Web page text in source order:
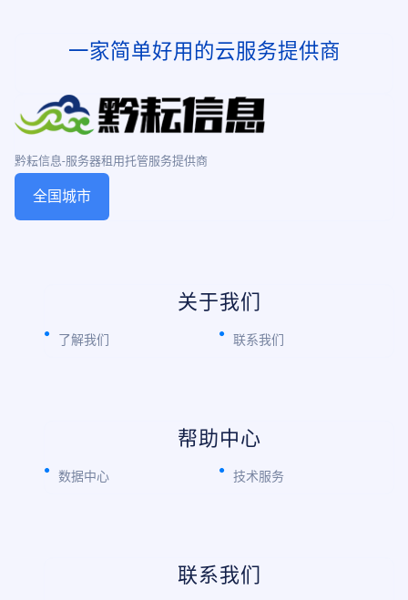
一家简单好用的云服务提供商
黔耘信息-服务器租用托管服务提供商
全国城市
关于我们
了解我们 联系我们
帮助中心
数据中心 技术服务
联系我们